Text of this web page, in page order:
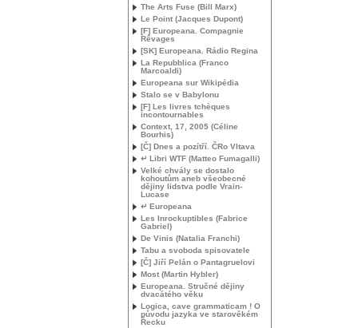
The Arts Fuse (Bill Marx)
Le Point (Jacques Dupont)
[F] Europeana. Compagnie
Rêvages
[SK] Europeana. Rádio Regina
La Repubblica (Franco
Marcoaldi)
Europeana sur Wikipédia
Stalo se v Babylonu
[F] Les livres tchèques
incontournables
Context, 17, 2005 (Céline
Bourhis)
[Č] Dnes a pozítří. ČRo Vltava
↵ Libri WTF (Matteo Fumagalli)
Velké chvály se dostalo
kohoutům aneb všeobecné
dějiny lidstva podle Vrain-
Lucase
↵ Europeana
Les Inrockuptibles (Fabrice
Gabriel)
De Vinis (Natalia Franchi)
Tabu a svoboda spisovatele
[Č] Jiří Pelán o Pantagruelovi
Most (Martin Hybler)
Europeana. Stručné dějiny
dvacátého věku
Logica, cave grammaticam ! O
původu jazyka ve starověkém
Řecku